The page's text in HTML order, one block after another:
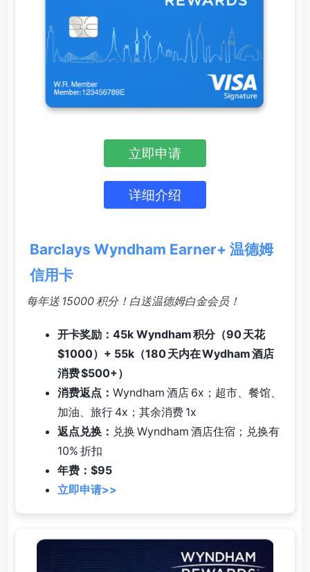
立即申请
详细介绍
Barclays Wyndham Earner+ 温德姆
信用卡
每年送 15000 积分！白送温德姆白金会员！
开卡奖励：45k Wyndham 积分（90 天花
$1000）+ 55k（180 天内在 Wydham 酒店
消费 $500+）
消费返点： Wyndham 酒店 6x；超市、餐馆、
加油、旅行 4x；其余消费 1x
返点兑换： 兑换 Wyndham 酒店住宿；兑换有
10% 折扣
年费：$95
立即申请>>